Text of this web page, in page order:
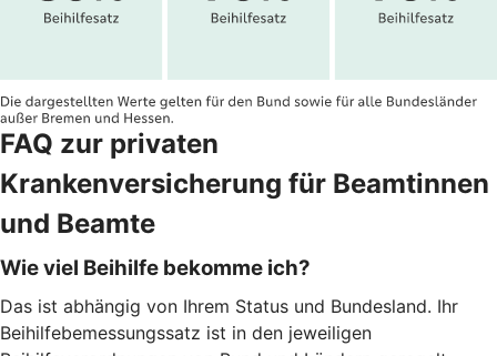
FAQ zur privaten
Krankenversicherung für Beamtinnen
und Beamte
Wie viel Beihilfe bekomme ich?
Das ist abhängig von Ihrem Status und Bundesland. Ihr
Beihilfebemessungssatz ist in den jeweiligen